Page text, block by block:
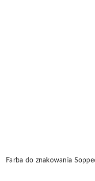
Farba do znakowania